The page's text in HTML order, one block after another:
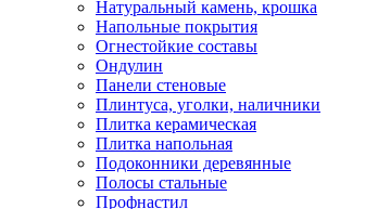
Натуральный камень, крошка
Напольные покрытия
Огнестойкие составы
Ондулин
Панели стеновые
Плинтуса, уголки, наличники
Плитка керамическая
Плитка напольная
Подоконники деревянные
Полосы стальные
Профнастил